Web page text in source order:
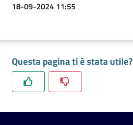
18-09-2024 11:55
Questa pagina ti è stata utile?